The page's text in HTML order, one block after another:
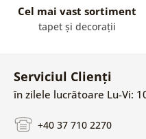
Cel mai vast sortiment
tapet și decorații
Serviciul Clienți
în zilele lucrătoare Lu-Vi:
+40 37 710 2270